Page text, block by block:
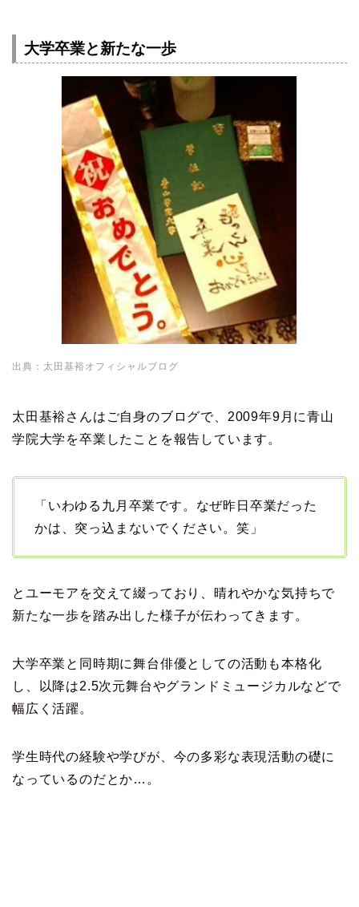
大学卒業と新たな一歩
出典：太田基裕オフィシャルブログ
太田基裕さんはご自身のブログで、2009年9月に青山
学院大学を卒業したことを報告しています。
「いわゆる九月卒業です。なぜ昨日卒業だった
かは、突っ込まないでください。笑」
とユーモアを交えて綴っており、晴れやかな気持ちで
新たな一歩を踏み出した様子が伝わってきます。
大学卒業と同時期に舞台俳優としての活動も本格化
し、以降は2.5次元舞台やグランドミュージカルなどで
幅広く活躍。
学生時代の経験や学びが、今の多彩な表現活動の礎に
なっているのだとか…。